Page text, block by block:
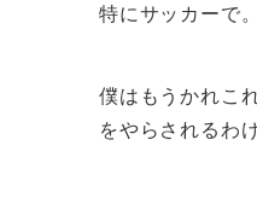
特にサッカーで。
僕はもうかれこ
をやらされるわ